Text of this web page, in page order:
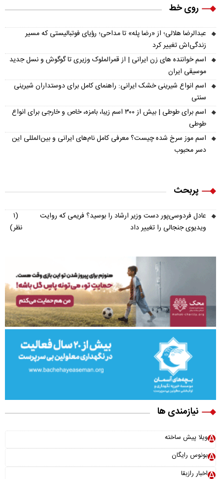
روی خط
عبدالرضا هلالی؛ از «رضا پله» تا مداحی؛ رؤیای فوتبالیستی که مسیر
زندگی‌اش تغییر کرد
اسم خواننده های زن ایرانی | از قمرالملوک وزیری تا گوگوش و نسل جدید
موسیقی ایران
اسم انواع شیرینی خشک ایرانی: راهنمای کامل برای دوستداران شیرینی
سنتی
اسم برای طوطی | بیش از ۳۰۰ اسم زیبا، بامزه، خاص و خارجی برای انواع
طوطی
اسم موز سرخ شده چیست؟ معرفی کامل نام‌های ایرانی و بین‌المللی این
دسر محبوب
پربحث
عادل فردوسی‌پور دست وزیر ارشاد را بوسید؟ فریمی که روایت
ویدیوی جنجالی را تغییر داد
(۱
نظر)
نیازمندی ها
ویلا پیش ساخته
بونوس رایگان
اخبار رازبقا